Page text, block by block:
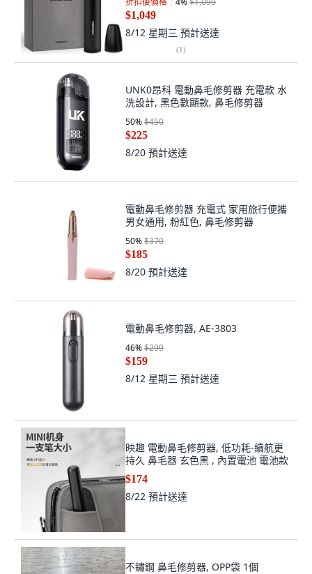
$1,049
8/12 星期三 預計送達
(1)
UNK0昂科 電動鼻毛修剪器 充電款 水
洗設計, 黑色數顯款, 鼻毛修剪器
50%$450
$225
8/20 預計送達
電動鼻毛修剪器 充電式 家用旅行便攜
男女通用, 粉紅色, 鼻毛修剪器
50%$370
$185
8/20 預計送達
電動鼻毛修剪器, AE-3803
46%$299
$159
8/12 星期三 預計送達
映趣 電動鼻毛修剪器, 低功耗-續航更
持久 鼻毛器 玄色黑 , 內置電池 電池款
$174
8/22 預計送達
不鏽鋼 鼻毛修剪器, OPP袋 1個